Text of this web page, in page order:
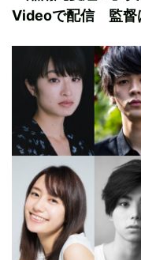
Videoで配信 監督